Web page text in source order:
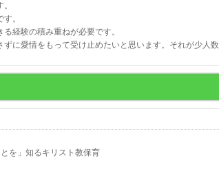
。
経験の積み重ねが必要です。
に愛情をもって受け止めたいと思います。それが少人数
を」知るキリスト教保育